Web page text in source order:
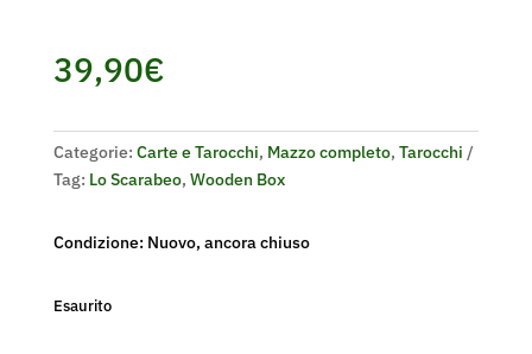
39,90€
Categorie: Carte e Tarocchi, Mazzo completo, Tarocchi
Tag: Lo Scarabeo, Wooden Box
Condizione: Nuovo, ancora chiuso
Esaurito